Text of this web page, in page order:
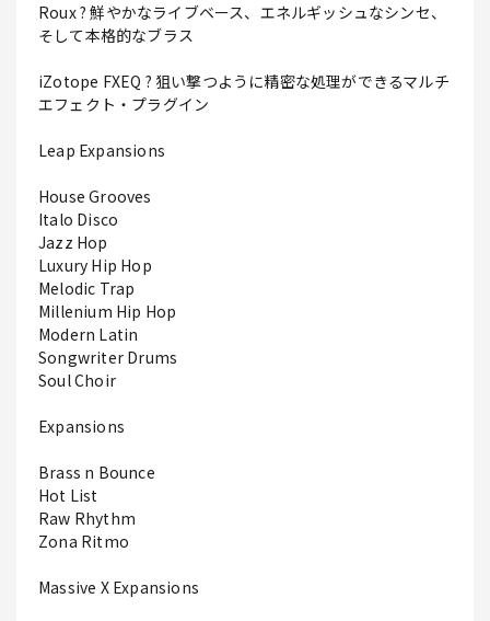
Roux ? 鮮やかなライブベース、エネルギッシュなシンセ、
そして本格的なブラス
iZotope FXEQ ? 狙い撃つように精密な処理ができるマルチ
エフェクト・プラグイン
Leap Expansions
House Grooves
Italo Disco
Jazz Hop
Luxury Hip Hop
Melodic Trap
Millenium Hip Hop
Modern Latin
Songwriter Drums
Soul Choir
Expansions
Brass n Bounce
Hot List
Raw Rhythm
Zona Ritmo
Massive X Expansions